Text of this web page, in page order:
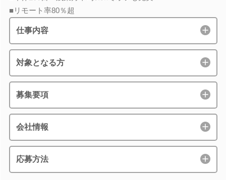
■リモート率80％超
仕事内容
対象となる方
募集要項
会社情報
応募方法